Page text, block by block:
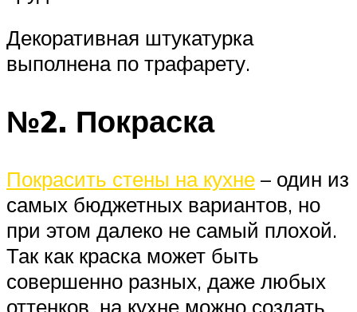
Декоративная штукатурка
выполнена по трафарету.
№2. Покраска
Покрасить стены на кухне – один из
самых бюджетных вариантов, но
при этом далеко не самый плохой.
Так как краска может быть
совершенно разных, даже любых
оттенков, на кухне можно создать